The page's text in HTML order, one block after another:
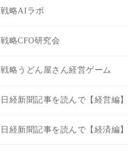
戦略AIラボ
戦略CFO研究会
戦略うどん屋さん経営ゲーム
日経新聞記事を読んで【経営編】
日経新聞記事を読んで【経済編】